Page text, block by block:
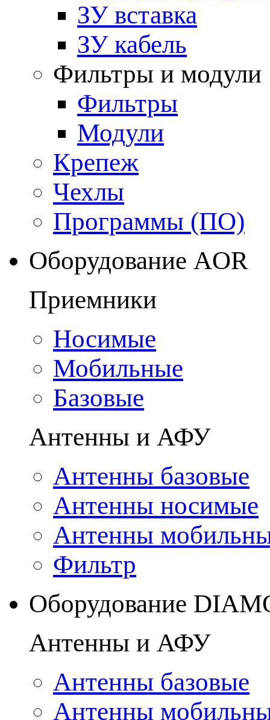
ЗУ вставка
ЗУ кабель
Фильтры и модули
Фильтры
Модули
Крепеж
Чехлы
Программы (ПО)
Оборудование AOR
Приемники
Носимые
Мобильные
Базовые
Антенны и АФУ
Антенны базовые
Антенны носимые
Антенны
Фильтр
Оборудование
Антенны и АФУ
Антенны базовые
Антенны